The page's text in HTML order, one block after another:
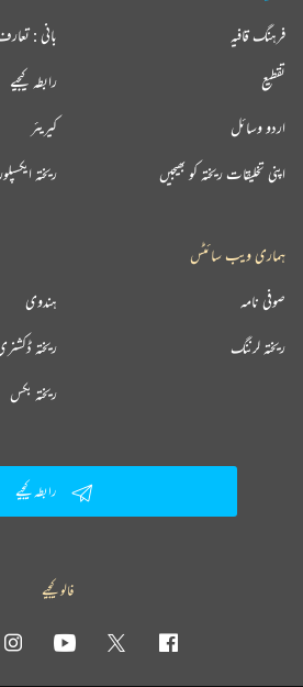
فرہنگ قافیہ
تقطیع
اردو وسائل
اپنی تخلیقات ریختہ کو بھیجیں
بانی :
رابطہ کیجیے
کیریئر
ریختہ
ہماری ویب سائٹس
ہندوی صوفی نامہ
ریختہ ریختہ لرننگ
ریختہ بکس
رابطہ کیجیے
فالو کیجیے